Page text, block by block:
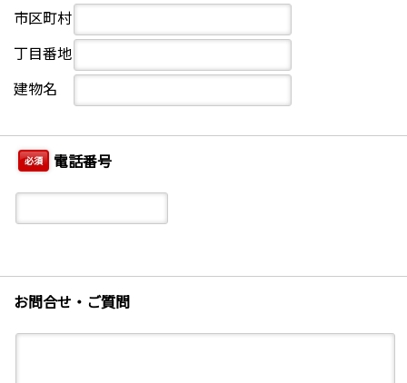
市区町村
丁目番地
建物名
必須 電話番号
お問合せ・ご質問